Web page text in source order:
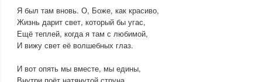
Я был там вновь. О, Боже, как красиво,
Жизнь дарит свет, который бы угас,
Ещё теплей, когда я там с любимой,
И вижу свет её волшебных глаз.
И вот опять мы вместе, мы едины,